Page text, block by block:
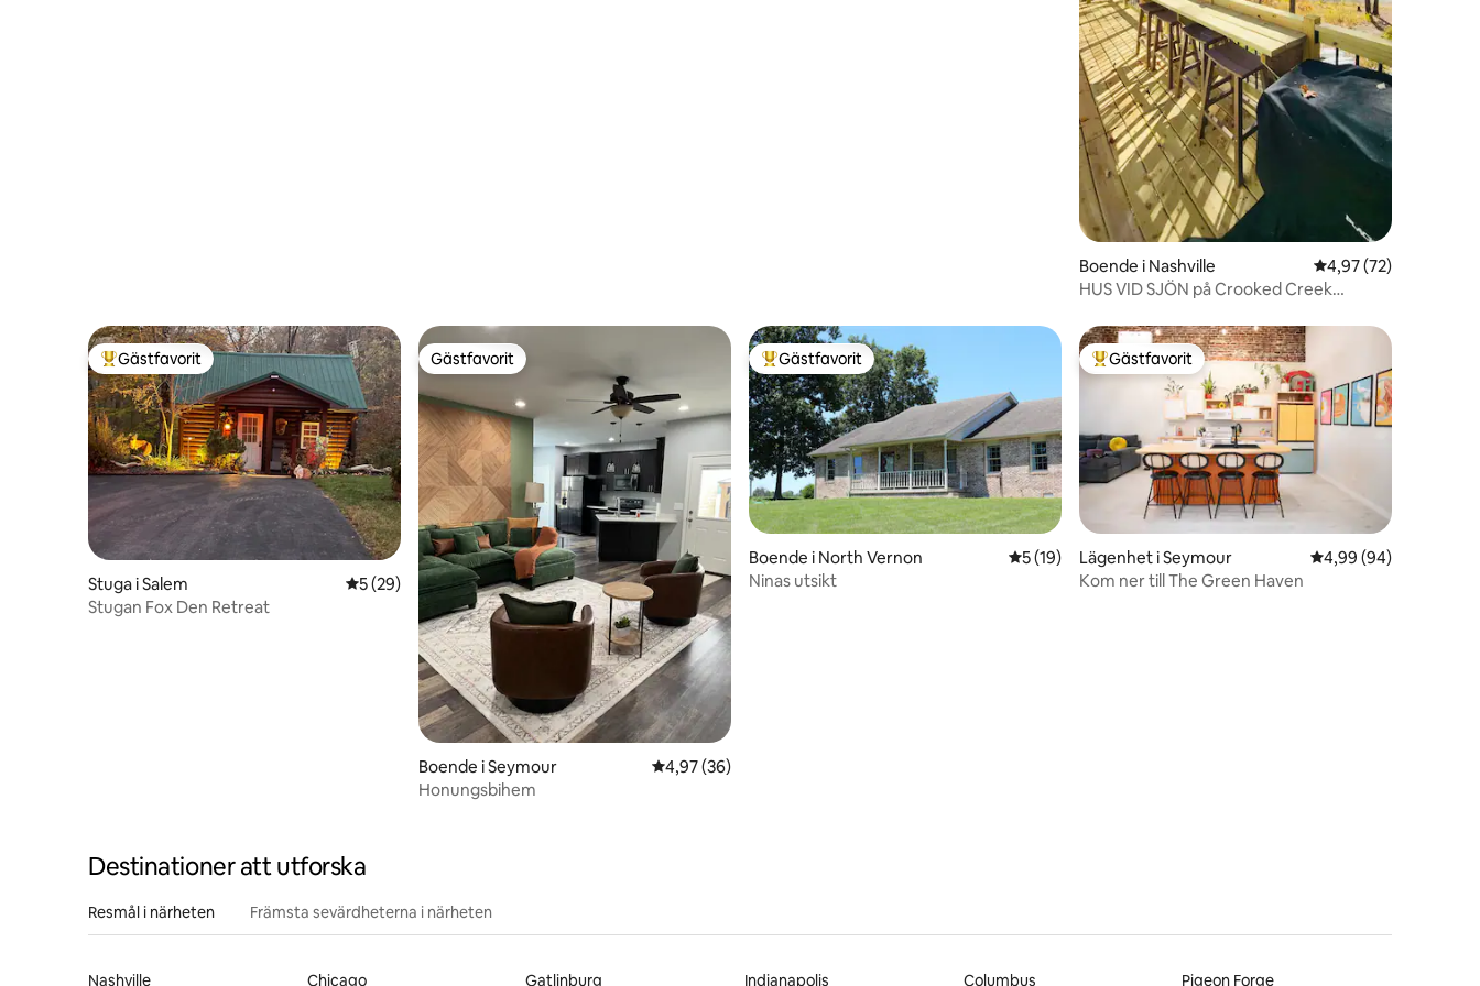
Boende i Nashville 4,97 av 5 i
4,97 (72)
HUS VID SJÖN på Crooked Creek
Populär gästfavorit
Gästfavorit
Stuga i Salem 5 av 5 i genomsnittligt betyg, 29 omdömen
5 (29)
Stugan Fox Den Retreat
Gästfavorit
Gästfavorit
Boende i Seymour 4,97 av 5 i genomsnittligt betyg, 36 omdömen
4,97 (36)
Honungsbihem
Populär gästfavorit
Gästfavorit
Boende i North Vernon 5 av 5 i genomsnittligt betyg, 19 omdömen
5 (19)
Ninas utsikt
Populär gästfavorit
Gästfavorit
Lägenhet i Seymour 4,99 av 5 i
4,99 (94)
Kom ner till The Green Haven
Destinationer att utforska
Resmål i närheten Främsta sevärdheterna i närheten
Nashville Chicago Gatlinburg Indianapolis Columbus Pigeon Forge